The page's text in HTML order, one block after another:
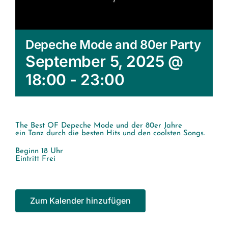
Depeche Mode and 80er Party
September 5, 2025 @
18:00 - 23:00
The Best OF Depeche Mode und der 80er Jahre
ein Tanz durch die besten Hits und den coolsten Songs.
Beginn 18 Uhr
Eintritt Frei
Zum Kalender hinzufügen